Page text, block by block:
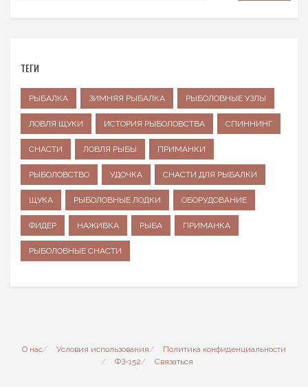
ТЕГИ
РЫБАЛКА ЗИМНЯЯ РЫБАЛКА РЫБОЛОВНЫЕ УЗЛЫ
ЛОВЛЯ ЩУКИ ИСТОРИЯ РЫБОЛОВСТВА СПИННИНГ
СНАСТИ ЛОВЛЯ РЫБЫ ПРИМАНКИ
РЫБОЛОВСТВО УДОЧКА СНАСТИ ДЛЯ РЫБАЛКИ
ЩУКА РЫБОЛОВНЫЕ ЛОДКИ ОБОРУДОВАНИЕ
ФИДЕР НАЖИВКА РЫБА ПРИМАНКА
РЫБОЛОВНЫЕ СНАСТИ
О нас Условия использования
Политика конфиденциальности
ФЗ-152
Связаться